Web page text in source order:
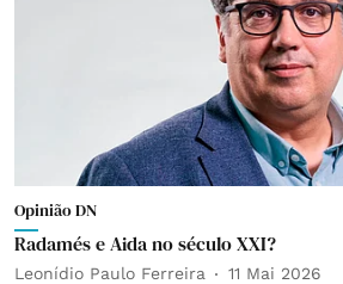
Opinião DN
Radamés e Aida no século XXI?
Leonídio Paulo Ferreira 11 Mai 2026